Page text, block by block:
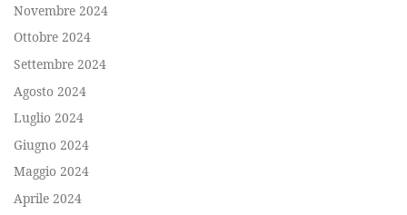
Novembre 2024
Ottobre 2024
Settembre 2024
Agosto 2024
Luglio 2024
Giugno 2024
Maggio 2024
Aprile 2024